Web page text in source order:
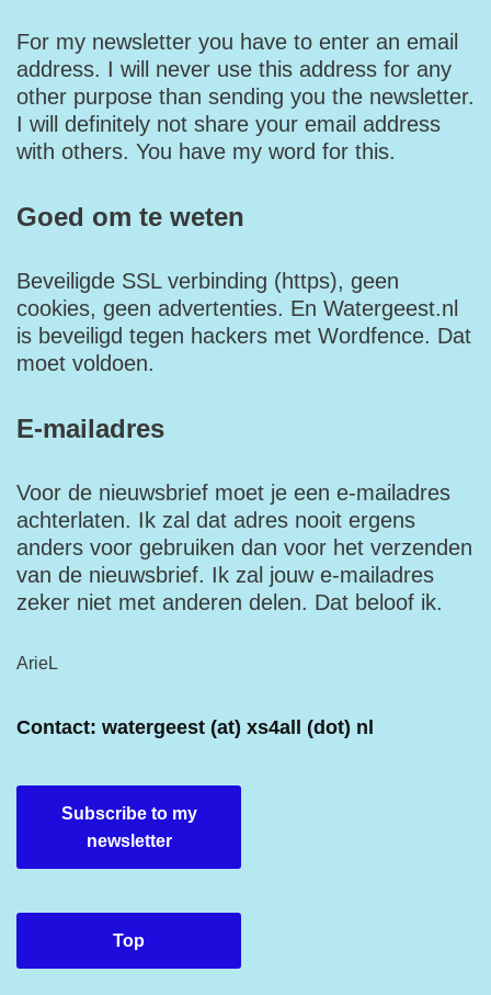
For my newsletter you have to enter an email
address. I will never use this address for any
other purpose than sending you the newsletter.
I will definitely not share your email address
with others. You have my word for this.
Goed om te weten
Beveiligde SSL verbinding (https), geen
cookies, geen advertenties. En Watergeest.nl
is beveiligd tegen hackers met Wordfence. Dat
moet voldoen.
E-mailadres
Voor de nieuwsbrief moet je een e-mailadres
achterlaten. Ik zal dat adres nooit ergens
anders voor gebruiken dan voor het verzenden
van de nieuwsbrief. Ik zal jouw e-mailadres
zeker niet met anderen delen. Dat beloof ik.
ArieL
Contact: watergeest (at) xs4all (dot) nl
Subscribe to my
newsletter
Top